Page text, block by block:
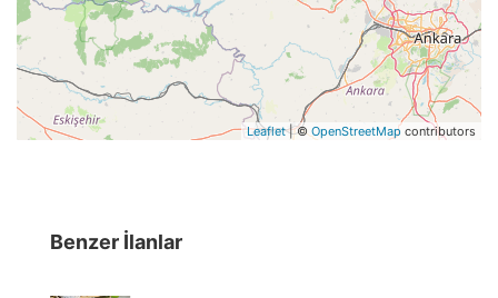
Leaflet| © OpenStreetMap contributors
Benzer İlanlar